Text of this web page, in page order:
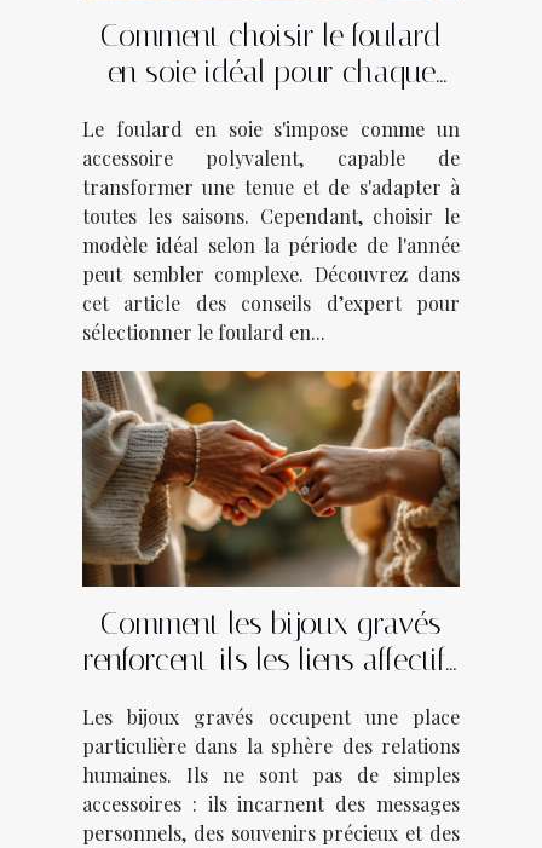
Comment choisir le foulard
en soie idéal pour chaque
Le foulard en soie s'impose comme un
accessoire polyvalent, capable de
transformer une tenue et de s'adapter à
toutes les saisons. Cependant, choisir le
modèle idéal selon la période de l'année
peut sembler complexe. Découvrez dans
cet article des conseils d’expert pour
sélectionner le foulard en...
Comment les bijoux gravés
renforcent-ils les liens affectifs
Les bijoux gravés occupent une place
particulière dans la sphère des relations
humaines. Ils ne sont pas de simples
accessoires : ils incarnent des messages
personnels, des souvenirs précieux et des